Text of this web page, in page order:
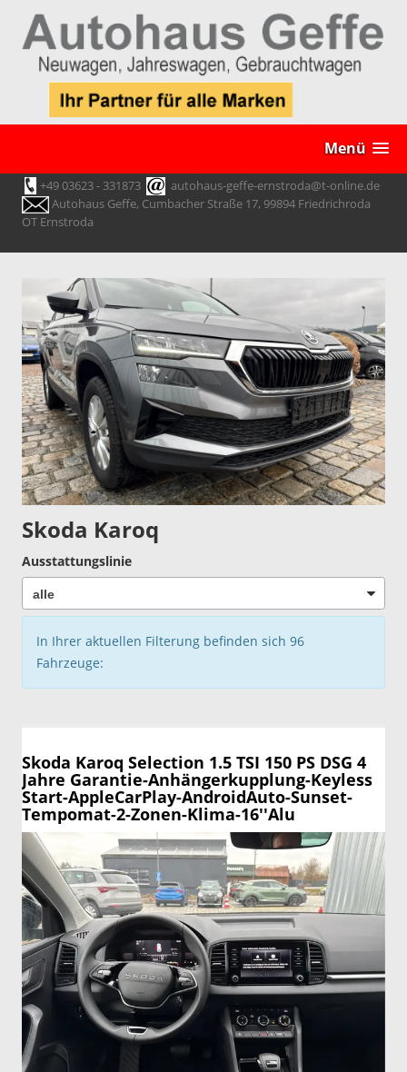
Menü
+49 03623 - 331873
autohaus-geffe-ernstroda@t-online.de
Autohaus Geffe, Cumbacher Straße 17, 99894 Friedrichroda
OT Ernstroda
Skoda Karoq
Ausstattungslinie
In Ihrer aktuellen Filterung befinden sich 96
Fahrzeuge:
Skoda Karoq Selection 1.5 TSI 150 PS DSG 4
Jahre Garantie-Anhängerkupplung-Keyless
Start-AppleCarPlay-AndroidAuto-Sunset-
Tempomat-2-Zonen-Klima-16''Alu